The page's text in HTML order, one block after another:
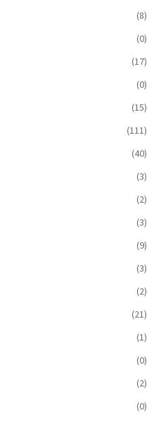
(8)
(0)
(17)
(0)
(15)
(111)
(40)
(3)
(2)
(3)
(9)
(3)
(2)
(21)
(1)
(0)
(2)
(0)